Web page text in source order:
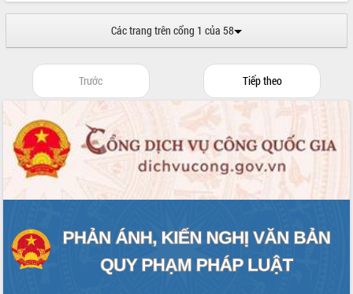
Đề án 06 tạo bước ngoặt đột phá trong
Kết nối tour, đẩy mạnh chuyển đổi số
để phát triển du lịch Đắk Lắk
Khởi động Dự án Đầu tư xây dựng hạ
Tiến
Gặp mặt các cơ quan báo chí nhân Kỷ
niệm 101 năm Ngày Báo chí Cách
mạng Việt Nam
Đắk Lắk sơ kết 4 năm triển khai thực
Họp báo thông tin về Hội nghị Công bố
Quy hoạch và Xúc tiến đầu tư tỉnh Đắk
Lắk
Các trang trên cổng 1 của 58
Trước Tiếp theo